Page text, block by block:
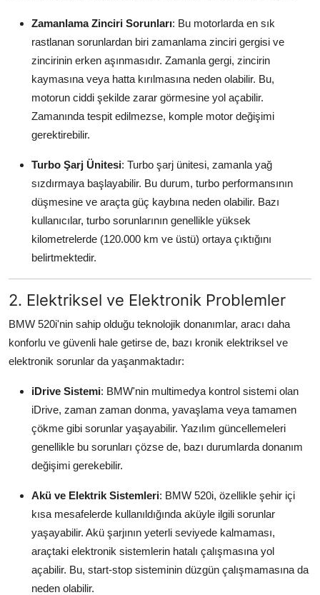
Zamanlama Zinciri Sorunları: Bu motorlarda en sık
rastlanan sorunlardan biri zamanlama zinciri gergisi ve
zincirinin erken aşınmasıdır. Zamanla gergi, zincirin
kaymasına veya hatta kırılmasına neden olabilir. Bu,
motorun ciddi şekilde zarar görmesine yol açabilir.
Zamanında tespit edilmezse, komple motor değişimi
gerektirebilir.
Turbo Şarj Ünitesi: Turbo şarj ünitesi, zamanla yağ
sızdırmaya başlayabilir. Bu durum, turbo performansının
düşmesine ve araçta güç kaybına neden olabilir. Bazı
kullanıcılar, turbo sorunlarının genellikle yüksek
kilometrelerde (120.000 km ve üstü) ortaya çıktığını
belirtmektedir.
2. Elektriksel ve Elektronik Problemler
BMW 520i'nin sahip olduğu teknolojik donanımlar, aracı daha
konforlu ve güvenli hale getirse de, bazı kronik elektriksel ve
elektronik sorunlar da yaşanmaktadır:
iDrive Sistemi: BMW'nin multimedya kontrol sistemi olan
iDrive, zaman zaman donma, yavaşlama veya tamamen
çökme gibi sorunlar yaşayabilir. Yazılım güncellemeleri
genellikle bu sorunları çözse de, bazı durumlarda donanım
değişimi gerekebilir.
Akü ve Elektrik Sistemleri: BMW 520i, özellikle şehir içi
kısa mesafelerde kullanıldığında aküyle ilgili sorunlar
yaşayabilir. Akü şarjının yeterli seviyede kalmaması,
araçtaki elektronik sistemlerin hatalı çalışmasına yol
açabilir. Bu, start-stop sisteminin düzgün çalışmamasına da
neden olabilir.